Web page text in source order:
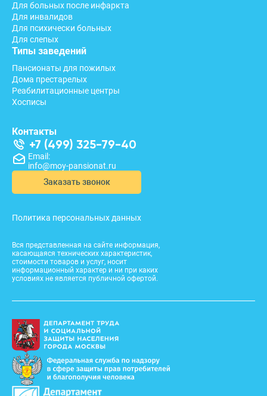
Вся представленная на сайте информация,
касающаяся технических характеристик,
стоимости товаров и услуг, носит
информационный характер и ни при каких
условиях не является публичной офертой.
Для больных после инфаркта
Для инвалидов
Для психически больных
Для слепых
Типы заведений
Пансионаты для пожилых
Дома престарелых
Реабилитационные центры
Хосписы
Контакты
+7 (499) 325-79-40
Email:
info@moy-pansionat.ru
Заказать звонок
Политика персональных данных